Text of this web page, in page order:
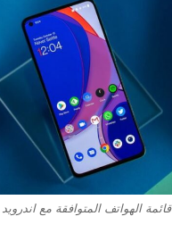
قائمة الهواتف المتوافقة مع اندرويد 12